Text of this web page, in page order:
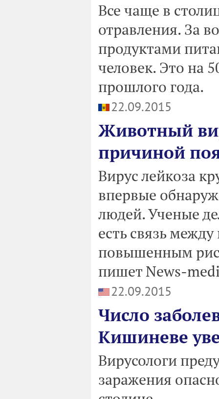
Все чаще в
отравления. За
продуктами
человек. Это на
прошлого года.
22.09.2015
Животный
причиной
Вирус лейкоза
впервые
людей. Ученые
есть связь
повышенным
пишет News-
22.09.2015
Число
Кишиневе
Вирусологи
заражения